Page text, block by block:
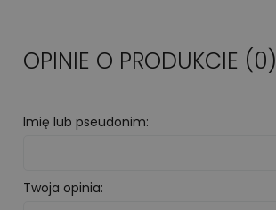
OPINIE O PRODUKCIE (0)
Imię lub pseudonim:
Twoja opinia: